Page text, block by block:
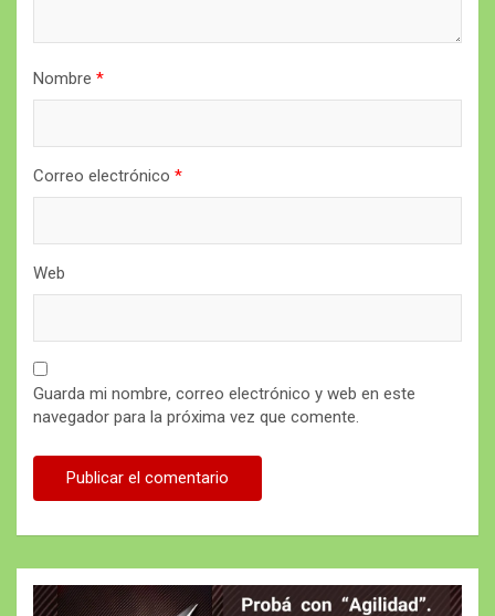
Nombre *
Correo electrónico *
Web
Guarda mi nombre, correo electrónico y web en este
navegador para la próxima vez que comente.